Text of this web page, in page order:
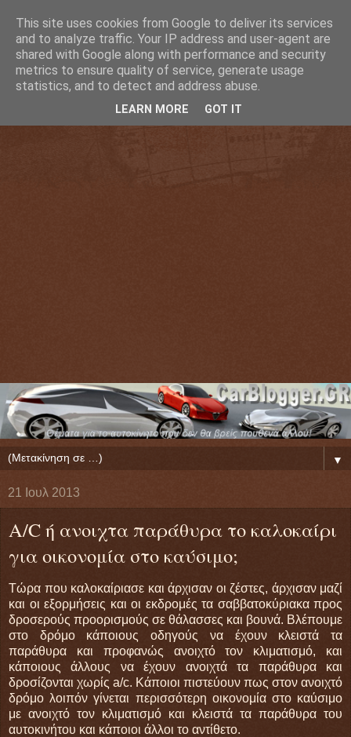
▼
21 Ιουλ 2013
A/C ή ανοιχτα παράθυρα το καλοκαίρι
για οικονομία στο καύσιμο;
Τώρα που καλοκαίριασε και άρχισαν οι ζέστες, άρχισαν μαζί
και οι εξορμήσεις και οι εκδρομές τα σαββατοκύριακα προς
δροσερούς προορισμούς σε θάλασσες και βουνά. Βλέπουμε
στο δρόμο κάποιους οδηγούς να έχουν κλειστά τα
παράθυρα και προφανώς ανοιχτό τον κλιματισμό, και
κάποιους άλλους να έχουν ανοιχτά τα παράθυρα και
δροσίζονται χωρίς a/c. Κάποιοι πιστεύουν πως στον ανοιχτό
δρόμο λοιπόν γίνεται περισσότερη οικονομία στο καύσιμο
με ανοιχτό τον κλιματισμό και κλειστά τα παράθυρα του
αυτοκινήτου και κάποιοι άλλοι το αντίθετο.
This site uses cookies from Google to deliver its services
and to analyze traffic. Your IP address and user-agent are
shared with Google along with performance and security
metrics to ensure quality of service, generate usage
statistics, and to detect and address abuse.
LEARN MORE GOT IT